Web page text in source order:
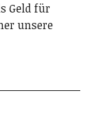
Geld für
unsere